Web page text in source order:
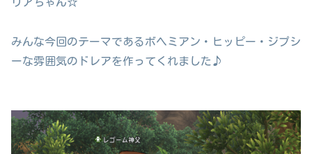
リアちゃん☆
みんな今回のテーマであるボヘミアン・ヒッピー・ジプシ
ーな雰囲気のドレアを作ってくれました♪